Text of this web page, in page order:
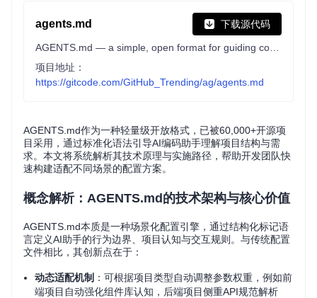
agents.md 下载源代码
项目地址：
https://gitcode.com/GitHub_Trending/ag/agents.md
AGENTS.md作为一种轻量级开放格式，已被60,000+开源项
目采用，通过标准化语法引导AI编码助手理解项目结构与需
求。本文将系统解析其技术原理与实施路径，帮助开发团队快
速构建适配不同场景的配置方案。
概念解析：AGENTS.md的技术架构与核心价值
AGENTS.md本质是一种场景化配置引擎，通过结构化标记语
言定义AI助手的行为边界、项目认知与交互规则。与传统配置
文件相比，其创新点在于：
动态适配机制 ：可根据项目类型自动调整参数权重，例如前
端项目自动强化组件库认知，后端项目侧重API规范解析